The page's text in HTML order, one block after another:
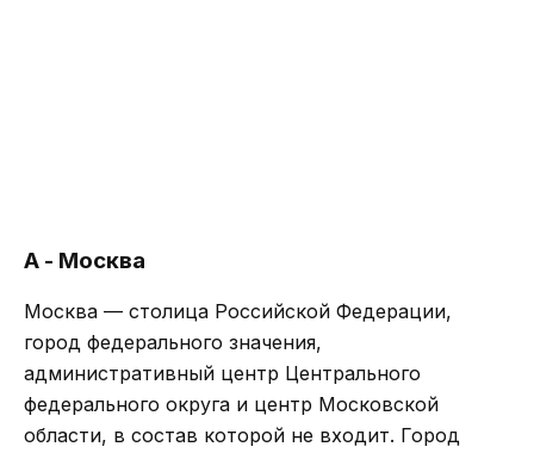
А - Москва
Москва — столица Российской Федерации,
город федерального значения,
административный центр Центрального
федерального округа и центр Московской
области, в состав которой не входит. Город